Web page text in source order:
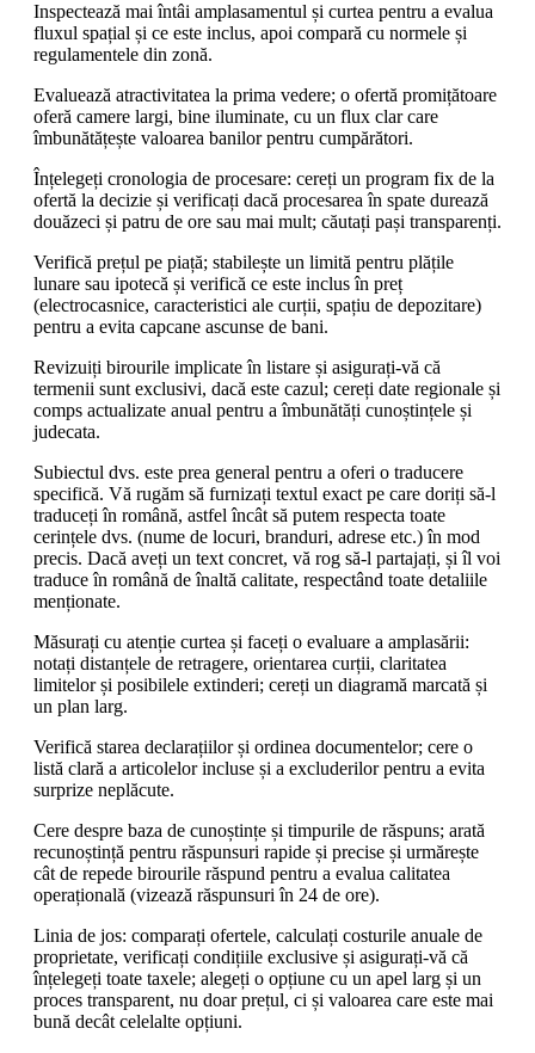
Inspectează mai întâi amplasamentul și curtea pentru a evalua
fluxul spațial și ce este inclus, apoi compară cu normele și
regulamentele din zonă.
Evaluează atractivitatea la prima vedere; o ofertă promițătoare
oferă camere largi, bine iluminate, cu un flux clar care
îmbunătățește valoarea banilor pentru cumpărători.
Înțelegeți cronologia de procesare: cereți un program fix de la
ofertă la decizie și verificați dacă procesarea în spate durează
douăzeci și patru de ore sau mai mult; căutați pași transparenți.
Verifică prețul pe piață; stabilește un limită pentru plățile
lunare sau ipotecă și verifică ce este inclus în preț
(electrocasnice, caracteristici ale curții, spațiu de depozitare)
pentru a evita capcane ascunse de bani.
Revizuiți birourile implicate în listare și asigurați-vă că
termenii sunt exclusivi, dacă este cazul; cereți date regionale și
comps actualizate anual pentru a îmbunătăți cunoștințele și
judecata.
Subiectul dvs. este prea general pentru a oferi o traducere
specifică. Vă rugăm să furnizați textul exact pe care doriți să-l
traduceți în română, astfel încât să putem respecta toate
cerințele dvs. (nume de locuri, branduri, adrese etc.) în mod
precis. Dacă aveți un text concret, vă rog să-l partajați, și îl voi
traduce în română de înaltă calitate, respectând toate detaliile
menționate.
Măsurați cu atenție curtea și faceți o evaluare a amplasării:
notați distanțele de retragere, orientarea curții, claritatea
limitelor și posibilele extinderi; cereți un diagramă marcată și
un plan larg.
Verifică starea declarațiilor și ordinea documentelor; cere o
listă clară a articolelor incluse și a excluderilor pentru a evita
surprize neplăcute.
Cere despre baza de cunoștințe și timpurile de răspuns; arată
recunoștință pentru răspunsuri rapide și precise și urmărește
cât de repede birourile răspund pentru a evalua calitatea
operațională (vizează răspunsuri în 24 de ore).
Linia de jos: comparați ofertele, calculați costurile anuale de
proprietate, verificați condițiile exclusive și asigurați-vă că
înțelegeți toate taxele; alegeți o opțiune cu un apel larg și un
proces transparent, nu doar prețul, ci și valoarea care este mai
bună decât celelalte opțiuni.